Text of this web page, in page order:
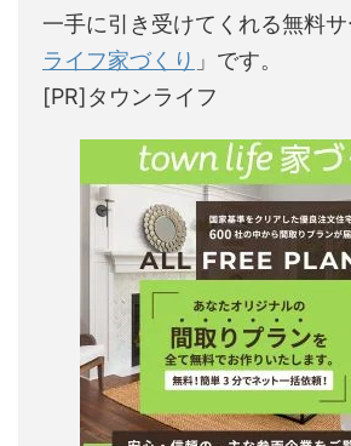
一手に引き受けてくれる無料
ライフ家づくり 」です。
[PR]タウンライフ